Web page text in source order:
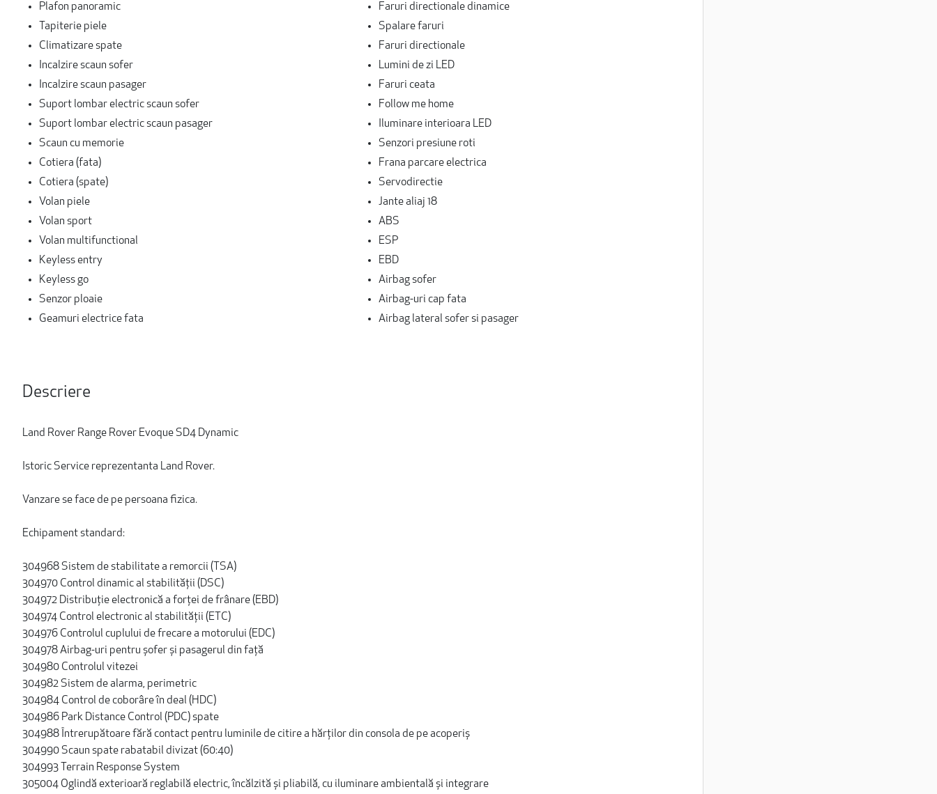
Plafon panoramic
Tapiterie piele
Climatizare spate
Incalzire scaun sofer
Incalzire scaun pasager
Suport lombar electric scaun sofer
Suport lombar electric scaun pasager
Scaun cu memorie
Cotiera (fata)
Cotiera (spate)
Volan piele
Volan sport
Volan multifunctional
Keyless entry
Keyless go
Senzor ploaie
Geamuri electrice fata
Faruri directionale dinamice
Spalare faruri
Faruri directionale
Lumini de zi LED
Faruri ceata
Follow me home
Iluminare interioara LED
Senzori presiune roti
Frana parcare electrica
Servodirectie
Jante aliaj 18
ABS
ESP
EBD
Airbag sofer
Airbag-uri cap fata
Airbag lateral sofer si pasager
Descriere
Land Rover Range Rover Evoque SD4 Dynamic
Istoric Service reprezentanta Land Rover.
Vanzare se face de pe persoana fizica.
Echipament standard:
304968 Sistem de stabilitate a remorcii (TSA)
304970 Control dinamic al stabilității (DSC)
304972 Distribuție electronică a forței de frânare (EBD)
304974 Control electronic al stabilității (ETC)
304976 Controlul cuplului de frecare a motorului (EDC)
304978 Airbag-uri pentru șofer și pasagerul din față
304980 Controlul vitezei
304982 Sistem de alarma, perimetric
304984 Control de coborâre în deal (HDC)
304986 Park Distance Control (PDC) spate
304988 Întrerupătoare fără contact pentru luminile de citire a hărților din consola de pe acoperiș
304990 Scaun spate rabatabil divizat (60:40)
304993 Terrain Response System
305004 Oglindă exterioară reglabilă electric, încălzită și pliabilă, cu iluminare ambientală și integrare